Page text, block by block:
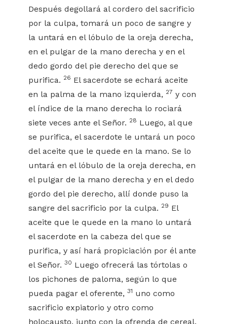
Después degollará al cordero del sacrificio
por la culpa, tomará un poco de sangre y
la untará en el lóbulo de la oreja derecha,
en el pulgar de la mano derecha y en el
dedo gordo del pie derecho del que se
purifica. 26 El sacerdote se echará aceite
en la palma de la mano izquierda, 27 y con
el índice de la mano derecha lo rociará
siete veces ante el Señor. 28 Luego, al que
se purifica, el sacerdote le untará un poco
del aceite que le quede en la mano. Se lo
untará en el lóbulo de la oreja derecha, en
el pulgar de la mano derecha y en el dedo
gordo del pie derecho, allí donde puso la
sangre del sacrificio por la culpa. 29 El
aceite que le quede en la mano lo untará
el sacerdote en la cabeza del que se
purifica, y así hará propiciación por él ante
el Señor. 30 Luego ofrecerá las tórtolas o
los pichones de paloma, según lo que
pueda pagar el oferente, 31 uno como
sacrificio expiatorio y otro como
holocausto, junto con la ofrenda de cereal.